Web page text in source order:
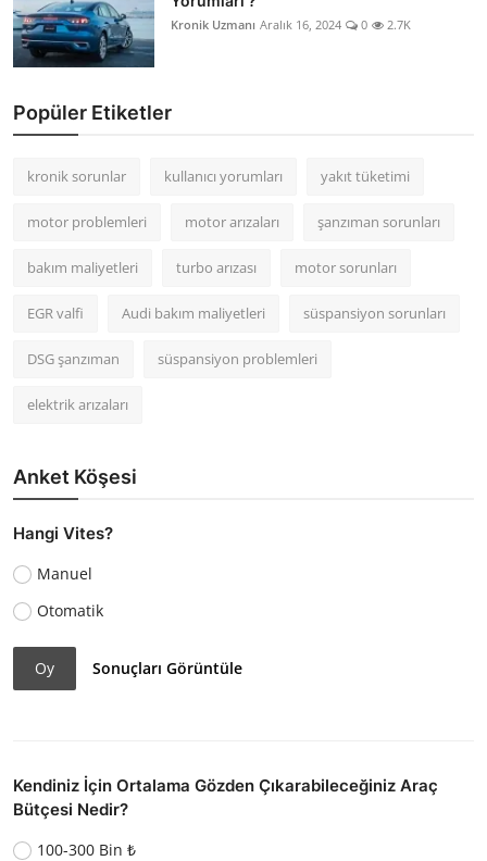
Kronik Uzmanı Aralık 16, 2024 0 2.7K
Popüler Etiketler
kronik sorunlar kullanıcı yorumları yakıt tüketimi
motor problemleri motor arızaları şanzıman sorunları
bakım maliyetleri turbo arızası motor sorunları
EGR valfi Audi bakım maliyetleri süspansiyon sorunları
DSG şanzıman süspansiyon problemleri
elektrik arızaları
Anket Köşesi
Hangi Vites?
Manuel
Otomatik
Oy Sonuçları Görüntüle
Kendiniz İçin Ortalama Gözden Çıkarabileceğiniz Araç
Bütçesi Nedir?
100-300 Bin ₺